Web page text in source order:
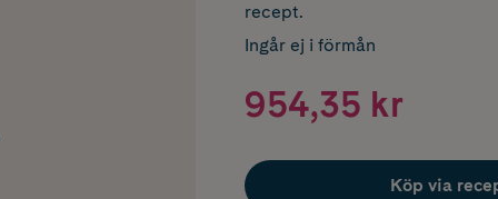
recept.
Ingår ej i förmån
954,35 kr
Köp via